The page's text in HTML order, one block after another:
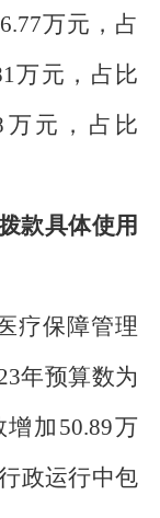
万元，占
万元，占比
万元，占比
款具体使用
保障管理
年预算数为
增加50.89万
政运行中包